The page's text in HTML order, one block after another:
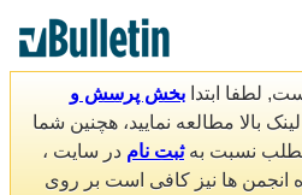
لطفا ابتدا بخش پرسش و
بالا مطالعه نمایید، هچنین شما
نسبت بهثبت نام در سایت ،
انجمن ها نیز کافی است بر روی